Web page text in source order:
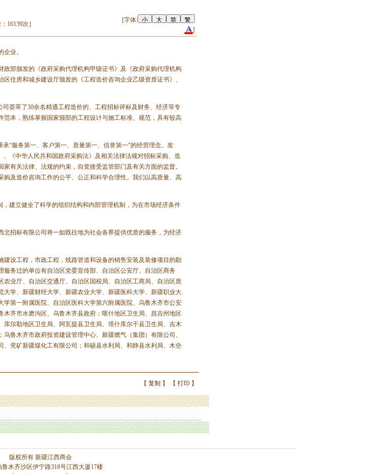
16139次］
[字体:
]
业。
部颁发的《政府采购代理机构甲级证书》及《政府采购代理机构
住房和城乡建设厅颁发的《工程造价咨询企业乙级资质证书》、
荟萃了30余名精通工程造价的、工程招标评标及财务、经济等专
本，熟练掌握国家颁部的工程设计与施工标准、规范，具有较高
“服务第一、客户第一、质量第一、信誉第一”的经营理念。发
《中华人民共和国政府采购法》及相关法律法规对招标采购、造
有关法律、法规的约束，自觉接受监管部门及有关方面的监督。
及造价咨询工作的公平、公正和科学合理性。我们以高质量、高
建立健全了科学的组织结构和内部管理机制，为在市场经济条件
招标有限公司将一如既往地为社会各界提供优质的服务，为经济
设工程，市政工程，线路管道和设备的销售安装及装修项目的勘
务过的单位有自治区党委宣传部、自治区公安厅、自治区商务
业厅、自治区交通厅、自治区国税局、自治区工商局、自治区质
学、新疆财经大学、新疆农业大学、新疆医科大学、新疆职业大
第一附属医院、自治区医科大学第六附属医院、乌鲁木齐市公安
齐市水磨沟区、乌鲁木齐县政府；喀什地区卫生局、昌吉州地区
尔勒地区卫生局、阿瓦提县卫生局、塔什库尔干县卫生局、吉木
鲁木齐市政府投资建设管理中心、新疆燃气（集团）有限公司、
兖矿新疆煤化工有限公司；和硕县水利局、和静县水利局、木垒
【 复制 】 【 打印 】
版权所有 新疆江西商会
鲁木齐沙区伊宁路318号江西大厦17楼